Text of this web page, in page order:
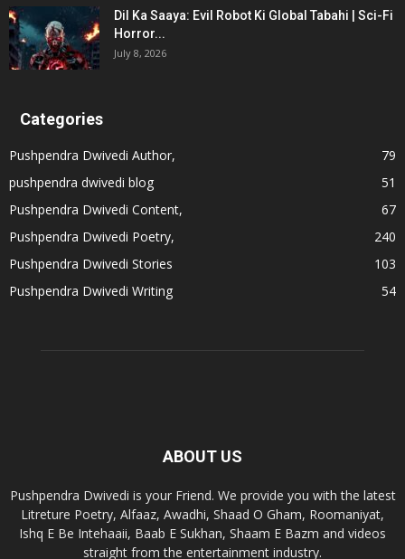
Dil Ka Saaya: Evil Robot Ki Global Tabahi | Sci-Fi
Horror...
July 8, 2026
Categories
Pushpendra Dwivedi Author,
79
pushpendra dwivedi blog
51
Pushpendra Dwivedi Content,
67
Pushpendra Dwivedi Poetry,
240
Pushpendra Dwivedi Stories
103
Pushpendra Dwivedi Writing
54
ABOUT US
Pushpendra Dwivedi is your Friend. We provide you with the latest
Litreture Poetry, Alfaaz, Awadhi, Shaad O Gham, Roomaniyat,
Ishq E Be Intehaaii, Baab E Sukhan, Shaam E Bazm and videos
straight from the entertainment industry.